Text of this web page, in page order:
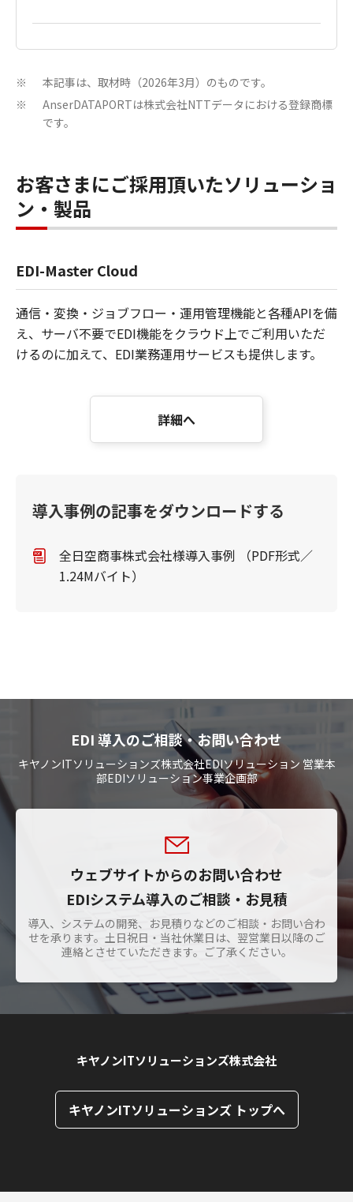
※ 本記事は、取材時（2026年3月）のものです。
※
AnserDATAPORTは株式会社NTTデータにおける登録商標
です。
お客さまにご採用頂いたソリューショ
ン・製品
EDI-Master Cloud
通信・変換・ジョブフロー・運用管理機能と各種APIを備
え、サーバ不要でEDI機能をクラウド上でご利用いただ
けるのに加えて、EDI業務運用サービスも提供します。
詳細へ
導入事例の記事をダウンロードする
全日空商事株式会社様導入事例 （PDF形式／
1.24Mバイト）
EDI 導入のご相談・お問い合わせ
キヤノンITソリューションズ株式会社EDIソリューション 営業本
部EDIソリューション事業企画部
ウェブサイトからのお問い合わせ
EDIシステム導入のご相談・お見積
導入、システムの開発、お見積りなどのご相談・お問い合わ
せを承ります。土日祝日・当社休業日は、翌営業日以降のご
連絡とさせていただきます。ご了承ください。
キヤノンITソリューションズ株式会社
キヤノンITソリューションズ トップへ